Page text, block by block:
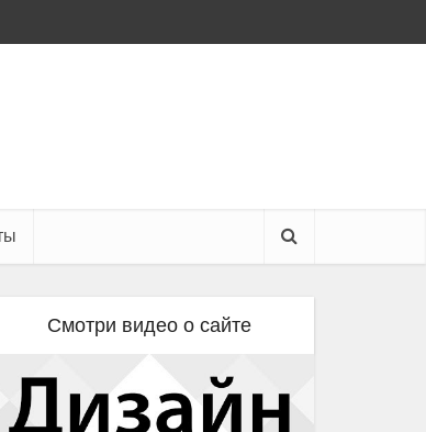
Смотри видео о сайте